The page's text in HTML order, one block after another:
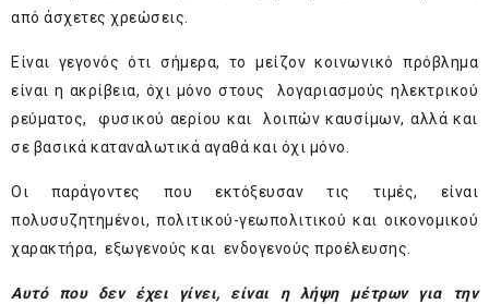
από άσχετες χρεώσεις.
Είναι γεγονός ότι σήμερα, το μείζον κοινωνικό πρόβλημα
είναι η ακρίβεια, όχι μόνο στους λογαριασμούς ηλεκτρικού
ρεύματος, φυσικού αερίου και λοιπών καυσίμων, αλλά και
σε βασικά καταναλωτικά αγαθά και όχι μόνο.
Οι παράγοντες που εκτόξευσαν τις τιμές, είναι
πολυσυζητημένοι, πολιτικού-γεωπολιτικού και οικονομικού
χαρακτήρα, εξωγενούς και ενδογενούς προέλευσης.
Αυτό που δεν έχει γίνει, είναι η λήψη μέτρων για την